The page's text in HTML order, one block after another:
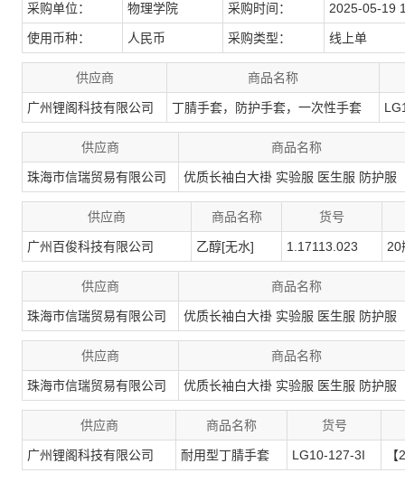
采购单位： 物理学院 采购时间： 2025-05-19
使用币种： 人民币 采购类型： 线上单
供应商 商品名称
广州锂阁科技有限公司 丁腈手套，防护手套，一次性手套
供应商 商品名称
珠海市信瑞贸易有限公司 优质长袖白大褂 实验服 医生服 防护服
供应商 商品名称 货号
广州百俊科技有限公司 乙醇[无水] 1.17113.023 20
供应商 商品名称
珠海市信瑞贸易有限公司 优质长袖白大褂 实验服 医生服 防护服
供应商 商品名称
珠海市信瑞贸易有限公司 优质长袖白大褂 实验服 医生服 防护服
供应商 商品名称 货号
广州锂阁科技有限公司 耐用型丁腈手套 LG10-127-3I